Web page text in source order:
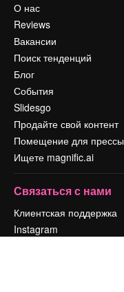
О нас
Reviews
Вакансии
Поиск тенденций
Блог
События
Slidesgo
Продайте свой контент
Помещение для прессы
Ищете magnific.ai
Связаться с нами
Клиентская поддержка
Instagram